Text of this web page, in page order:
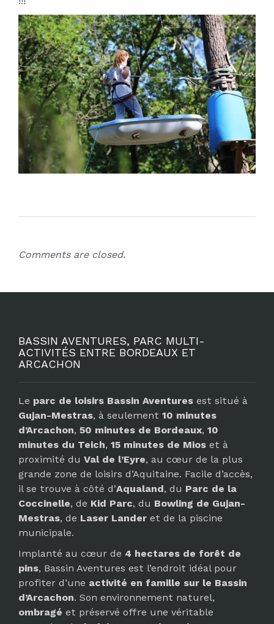
Comments are closed.
BASSIN AVENTURES, PARC MULTI-
ACTIVITÉS ENTRE BORDEAUX ET
ARCACHON
Le parc de loisirs Bassin Aventures est situé à
Gujan-Mestras, à seulement 10 minutes
d’Arcachon, 50 minutes de Bordeaux, 10
minutes du Teich, 15 minutes de Mios et à
proximité du Val de l’Eyre, au cœur de la plus
grande zone de loisirs d’Aquitaine. Facile d’accès,
il se trouve à côté d’Aqualand, du Parc de la
Coccinelle, de Kid Parc, du Bowling de Gujan-
Mestras, de Laser Lander et de la piscine
municipale.
Implanté au cœur de 4 hectares de forêt de
pins, Bassin Aventures est l’endroit idéal pour
profiter d’une activité en famille sur le Bassin
d’Arcachon. Son environnement naturel,
ombragé et préservé offre une véritable